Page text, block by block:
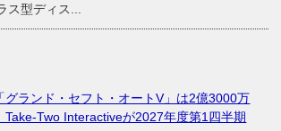
ス型ディス...
グランド・セフト・オートV」は2億3000万
Take-Two Interactiveが2027年度第1四半期